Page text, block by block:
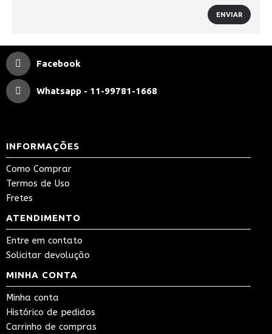
Facebook
Whatsapp - 11-99781-1668
INFORMAÇÕES
Como Comprar
Termos de Uso
Fretes
ATENDIMENTO
Entre em contato
Solicitar devolução
MINHA CONTA
Minha conta
Histórico de pedidos
Carrinho de compras